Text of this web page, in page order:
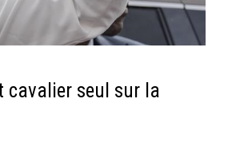
cavalier seul sur la